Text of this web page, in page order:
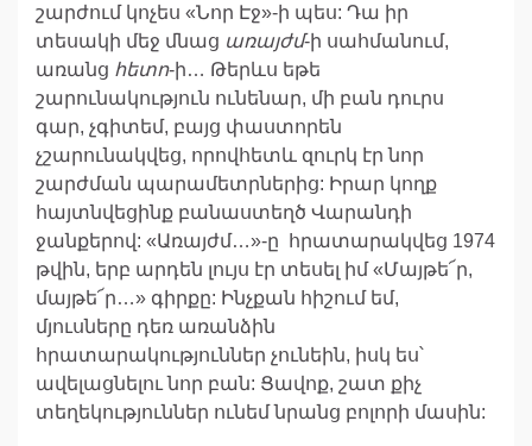
շարժում կոչես «Նոր Էջ»-ի պես: Դա իր
տեսակի մեջ մնաց առայժմ-ի սահմանում,
առանց հետո-ի… Թերևս եթե
շարունակություն ունենար, մի բան դուրս
գար, չգիտեմ, բայց փաստորեն
չշարունակվեց, որովհետև զուրկ էր նոր
շարժման պարամետրներից: Իրար կողք
հայտնվեցինք բանաստեղծ Վարանդի
ջանքերով: «Առայժմ…»-ը հրատարակվեց 1974
թվին, երբ արդեն լույս էր տեսել իմ «Մայթե՜ր,
մայթե՜ր…» գիրքը: Ինչքան հիշում եմ,
մյուսները դեռ առանձին
հրատարակություններ չունեին, իսկ ես՝
ավելացնելու նոր բան: Ցավոք, շատ քիչ
տեղեկություններ ունեմ նրանց բոլորի մասին: